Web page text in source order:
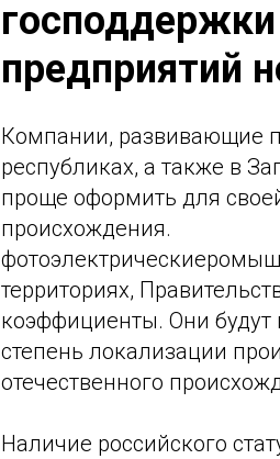
предприятий
Компании, развивающие
республиках, а также в
проще оформить для
происхождения.
территориях,
коэффициенты. Они
степень локализации
отечественного
Наличие российского